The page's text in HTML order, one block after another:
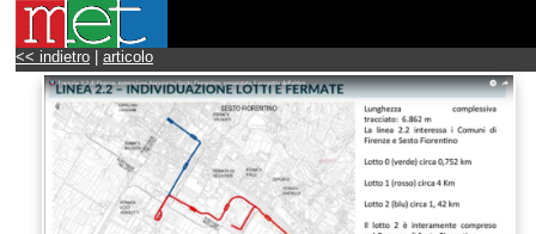
<< indietro articolo